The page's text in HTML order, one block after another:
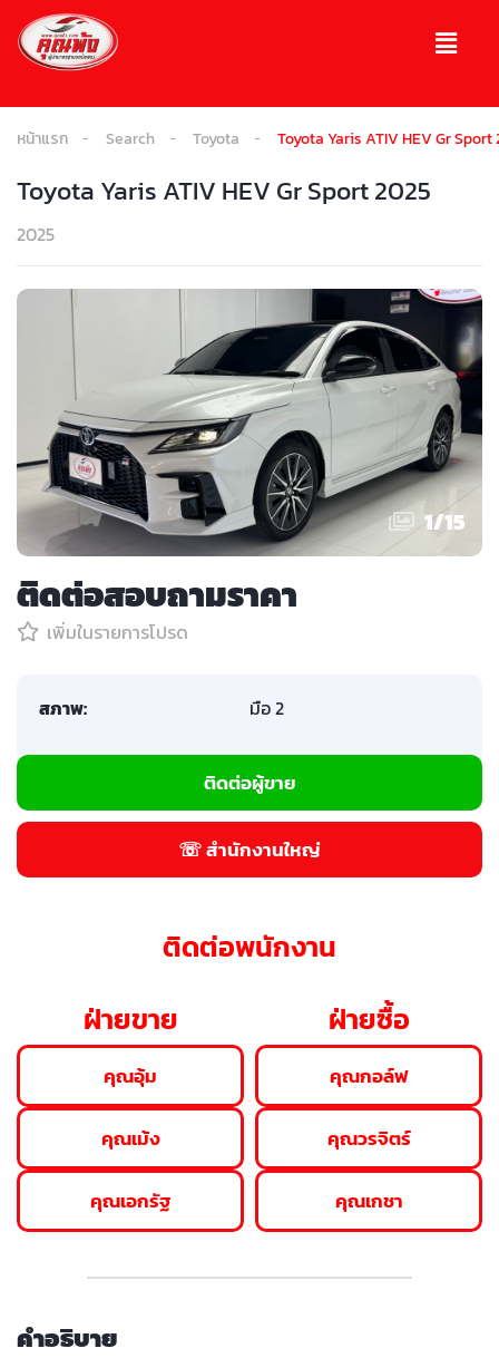
หน้าแรก Search Toyota Toyota Yaris ATIV HEV Gr Sport
Toyota Yaris ATIV HEV Gr Sport 2025
2025
1/15
ติดต่อสอบถามราคา
เพิ่มในรายการโปรด
สภาพ: มือ 2
ติดต่อผู้ขาย
☏ สำนักงานใหญ่
ติดต่อพนักงาน
ฝ่ายขาย
คุณอุ้ม
คุณเม้ง
คุณเอกรัฐ
ฝ่ายซื้อ
คุณกอล์ฟ
คุณวรจิตร์
คุณเกชา
คำอธิบาย